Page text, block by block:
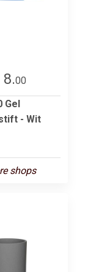
8.00
Gel
- Wit
shops